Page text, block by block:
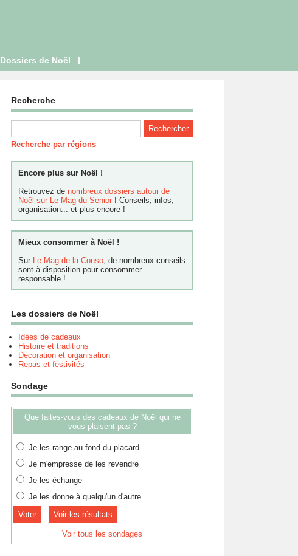
Dossiers de Noël |
Recherche
Recherche par régions
Encore plus sur Noël !
Retrouvez de nombreux dossiers autour de
Noël sur Le Mag du Senior ! Conseils, infos,
organisation... et plus encore !
Mieux consommer à Noël !
Sur Le Mag de la Conso, de nombreux conseils
sont à disposition pour consommer
responsable !
Les dossiers de Noël
Idées de cadeaux
Histoire et traditions
Décoration et organisation
Repas et festivités
Sondage
Que faites-vous des cadeaux de Noël qui ne
vous plaisent pas ?
Je les range au fond du placard
Je m'empresse de les revendre
Je les échange
Je les donne à quelqu'un d'autre
Voir les résultats
Voir tous les sondages